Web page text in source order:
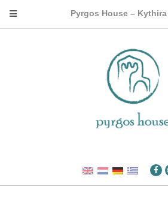
Pyrgos House – Kythira